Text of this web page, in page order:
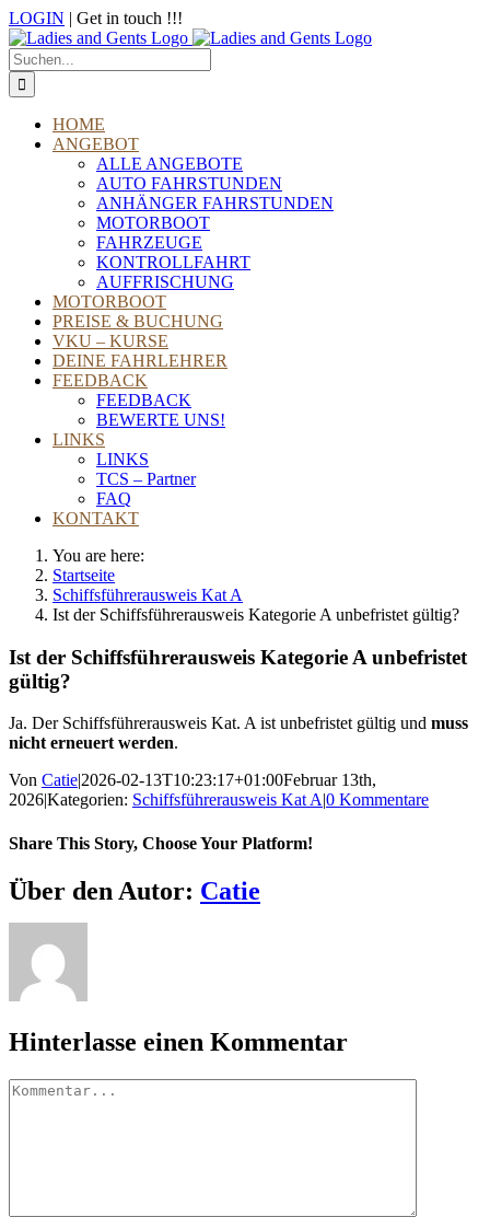
Zum
Inhalt
springen
LOGIN | Get in touch !!!
Telefon
E-
Mail
WhatsApp
Instagram
Facebook
Suche
nach:
HOME
ANGEBOT
ALLE ANGEBOTE
AUTO FAHRSTUNDEN
ANHÄNGER FAHRSTUNDEN
MOTORBOOT
FAHRZEUGE
KONTROLLFAHRT
AUFFRISCHUNG
MOTORBOOT
PREISE & BUCHUNG
VKU – KURSE
DEINE FAHRLEHRER
FEEDBACK
FEEDBACK
BEWERTE UNS!
LINKS
LINKS
TCS – Partner
FAQ
KONTAKT
You are here:
Startseite
Schiffsführerausweis Kat A
Ist der Schiffsführerausweis Kategorie A unbefristet gültig?
Ist der Schiffsführerausweis Kategorie A unbefristet
gültig?
Ja. Der Schiffsführerausweis Kat. A ist unbefristet gültig und muss
nicht erneuert werden.
Von Catie|2026-02-13T10:23:17+01:00Februar 13th,
2026|Kategorien: Schiffsführerausweis Kat A|0 Kommentare
Share This Story, Choose Your Platform!
Facebook
X
Reddit
LinkedIn
Tumblr
Pinterest
Vk
E-
Mail
Über den Autor: Catie
Hinterlasse einen Kommentar
Kommentar